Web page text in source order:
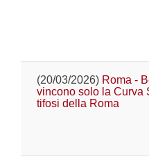
(20/03/2026) Roma -
vincono solo la Curva
tifosi della Roma